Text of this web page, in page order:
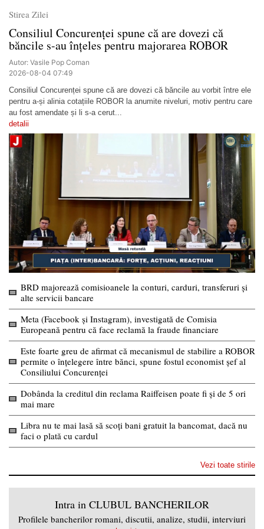
Stirea Zilei
Consiliul Concurenței spune că are dovezi că
băncile s-au înțeles pentru majorarea ROBOR
Autor: Vasile Pop Coman
2026-08-04 07:49
Consiliul Concurenței spune că are dovezi că băncile au vorbit între ele
pentru a-și alinia cotațiile ROBOR la anumite niveluri, motiv pentru care
au fost amendate și li s-a cerut...
detalii
BRD majorează comisioanele la conturi, carduri, transferuri și
alte servicii bancare
Meta (Facebook și Instagram), investigată de Comisia
Europeană pentru că face reclamă la fraude financiare
Este foarte greu de afirmat că mecanismul de stabilire a ROBOR
permite o înțelegere între bănci, spune fostul economist șef al
Consiliului Concurenței
Dobânda la creditul din reclama Raiffeisen poate fi și de 5 ori
mai mare
Libra nu te mai lasă să scoți bani gratuit la bancomat, dacă nu
faci o plată cu cardul
Vezi toate stirile
Intra in CLUBUL BANCHERILOR
Profilele bancherilor romani, discutii, analize, studii, interviuri